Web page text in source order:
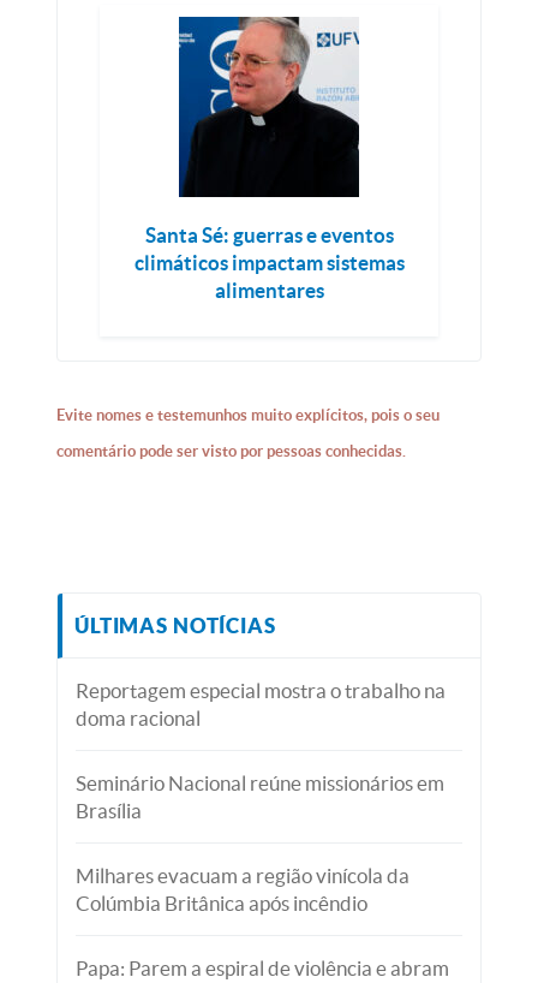
Santa Sé: guerras e eventos
climáticos impactam sistemas
alimentares
Evite nomes e testemunhos muito explícitos, pois o seu
comentário pode ser visto por pessoas conhecidas.
ÚLTIMAS NOTÍCIAS
Reportagem especial mostra o trabalho na
doma racional
Seminário Nacional reúne missionários em
Brasília
Milhares evacuam a região vinícola da
Colúmbia Britânica após incêndio
Papa: Parem a espiral de violência e abram